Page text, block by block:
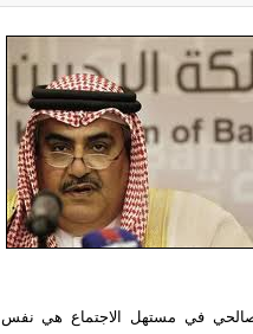
صالحي في مستهل الاجتماع هي نفس